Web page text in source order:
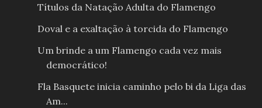
Títulos da Natação Adulta do Flamengo
Doval e a exaltação à torcida do Flamengo
Um brinde a um Flamengo cada vez mais
democrático!
Fla Basquete inicia caminho pelo bi da Liga das
Am...